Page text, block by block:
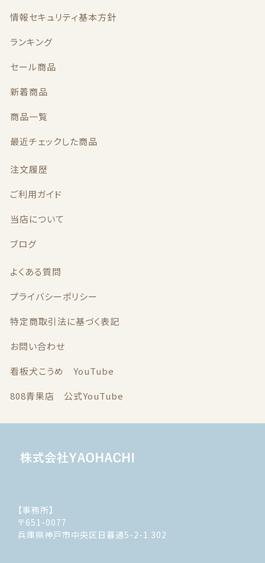
任
約
k
(北
道
縄
途
料
算)
情報セキュリティ基本方針
ランキング
セール商品
新着商品
商品一覧
最近チェックした商品
注文履歴
ご利用ガイド
当店について
ブログ
よくある質問
プライバシーポリシー
特定商取引法に基づく表記
お問い合わせ
看板犬こうめ YouTube
808青果店 公式YouTube
【事務所】
〒651-0077
兵庫県神戸市中央区日暮通5-2-1 302